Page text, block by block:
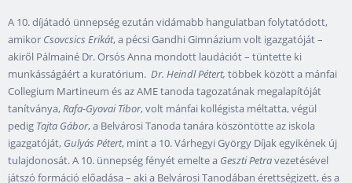
A 10. díjátadó ünnepség ezután vidámabb hangulatban folytatódott,
amikor Csovcsics Erikát, a pécsi Gandhi Gimnázium volt igazgatóját –
akiről Pálmainé Dr. Orsós Anna mondott laudációt – tüntette ki
munkásságáért a kuratórium. Dr. Heindl Pétert, többek között a mánfai
Collegium Martineum és az AME tanoda tagozatának megalapítóját
tanítványa,Rafa-Gyovai Tibor, volt mánfai kollégista méltatta, végül
pedig Tajta Gábor, a Belvárosi Tanoda tanára köszöntötte az iskola
igazgatóját, Gulyás Pétert, mint a 10. Várhegyi György Díjak egyikének új
tulajdonosát. A 10. ünnepség fényét emelte a Geszti Petravezetésével
játszó formáció előadása – aki a Belvárosi Tanodában érettségizett, és a